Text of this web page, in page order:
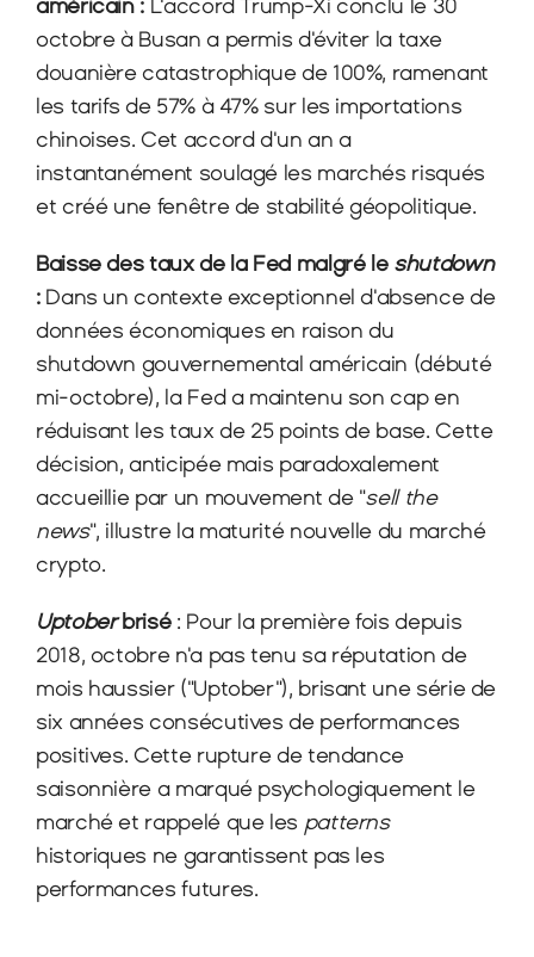
américain : L'accord Trump-Xi conclu le 30
octobre à Busan a permis d'éviter la taxe
douanière catastrophique de 100%, ramenant
les tarifs de 57% à 47% sur les importations
chinoises. Cet accord d'un an a
instantanément soulagé les marchés risqués
et créé une fenêtre de stabilité géopolitique.
Baisse des taux de la Fed malgré le shutdown
: Dans un contexte exceptionnel d'absence de
données économiques en raison du
shutdown gouvernemental américain (débuté
mi-octobre), la Fed a maintenu son cap en
réduisant les taux de 25 points de base. Cette
décision, anticipée mais paradoxalement
accueillie par un mouvement de "sell the
news", illustre la maturité nouvelle du marché
crypto.
Uptober brisé : Pour la première fois depuis
2018, octobre n'a pas tenu sa réputation de
mois haussier ("Uptober"), brisant une série de
six années consécutives de performances
positives. Cette rupture de tendance
saisonnière a marqué psychologiquement le
marché et rappelé que les patterns
historiques ne garantissent pas les
performances futures.